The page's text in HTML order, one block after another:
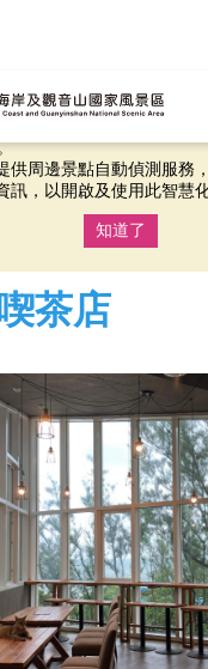
等相關技術以持續優化
，當您繼續使用本網站即
供周邊景點自動偵測服務
訊，以開啟及使用此智慧化
知道了
茶店